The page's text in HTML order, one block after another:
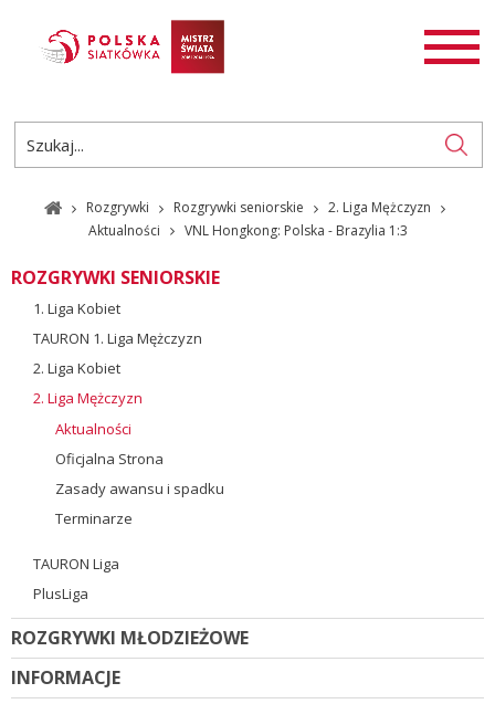
AKTUALNOŚCI
ROZGRYWKI
PL
EN
Rozgrywki Rozgrywki seniorskie
2. Liga Mężczyzn
Aktualności
VNL Hongkong: Polska - Brazylia 1:3
ROZGRYWKI SENIORSKIE
1. Liga Kobiet
TAURON 1. Liga Mężczyzn
2. Liga Kobiet
2. Liga Mężczyzn
Aktualności
Oficjalna Strona
Zasady awansu i spadku
Terminarze
TAURON Liga
PlusLiga
ROZGRYWKI MŁODZIEŻOWE
INFORMACJE